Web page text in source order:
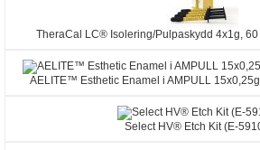
TheraCal LC® Isolering/Pulpaskydd 4x1g,
AELITE™ Esthetic Enamel i AMPULL
Select HV® Etch Kit (E-